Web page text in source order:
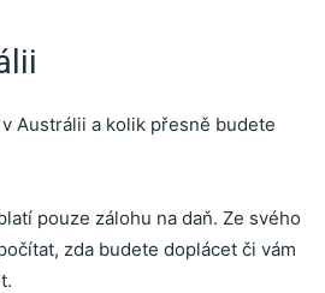
Austrálii a kolik přesně budete
pouze zálohu na daň. Ze svého
zda budete doplácet či vám